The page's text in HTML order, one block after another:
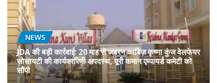
NEWS
JDA की बड़ी कार्रवाई: 20 माह से जबरन काबिज़ कृष्णा कुंज वेलफेयर
सोसायटी की कार्यकारिणी अपदस्थ, पूरी कमान एम्पायर्ड कमेटी को
सौंपी